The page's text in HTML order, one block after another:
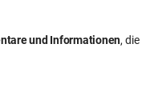
und Informationen, die